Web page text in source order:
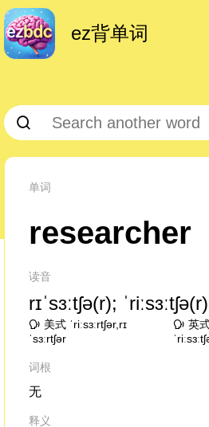
ez背单词
单词
researcher
读音
rɪˈsɜːtʃə(r); ˈriːsɜːtʃə(r)
美式 ˈriːsɜːrtʃər,rɪ
ˈsɜːrtʃər
英
词根
无
释义